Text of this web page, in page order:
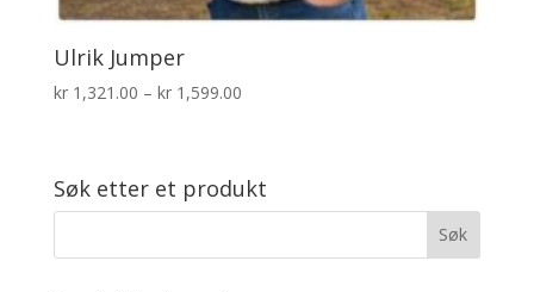
Ulrik Jumper
kr1,321.00 – kr1,599.00Prisområde:
Søk etter et produkt